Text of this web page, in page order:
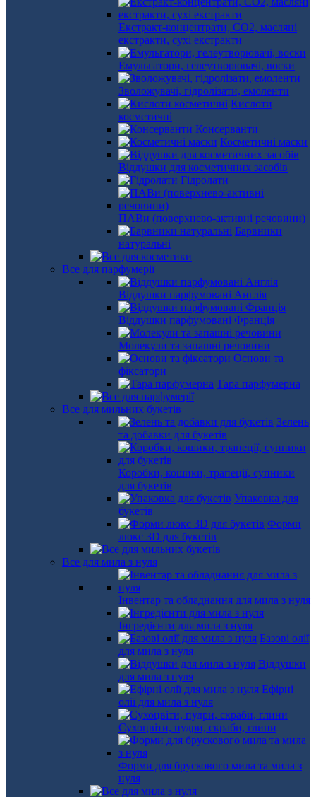
Екстракт-концентрати, СО2, масляні
екстракти, сухі екстракти
Емульгатори, гелеутворювачі, воски
Зволожувачі, гідролізати, емоленти
Кислоти
косметичні
Консерванти
Косметичні маски
Віддушки для косметичних засобів
Гідролати
ПАВи (поверхнево-активні речовини)
Барвники
натуральні
Все для парфумерії
Віддушки парфумовані Англія
Віддушки парфумовані Франція
Молекули та запашні речовини
Основи та
фіксатори
Тара парфумерна
Все для мильних букетів
Зелень
та добавки для букетів
Коробки, кошики, трапеції, супники
для букетів
Упаковка для
букетів
Форми
люкс 3D для букетів
Все для мила з нуля
Інвентар та обладнання для мила з нуля
Інгредієнти для мила з нуля
Базові олії
для мила з нуля
Віддушки
для мила з нуля
Ефірні
олії для мила з нуля
Сухоцвіти, пудри, скраби, глини
Форми для брускового мила та мила з
нуля